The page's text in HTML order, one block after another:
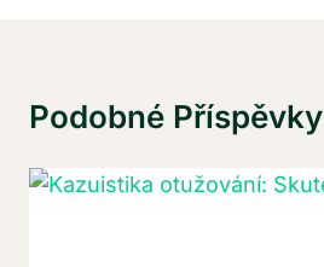
Podobné Příspěvky